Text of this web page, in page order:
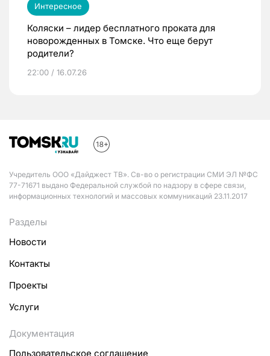
Интересное
Коляски – лидер бесплатного проката для
новорожденных в Томске. Что еще берут
родители?
22:00 / 16.07.26
Учредитель ООО «Дайджест ТВ». Св-во о регистрации СМИ ЭЛ №ФС
77-71671 выдано Федеральной службой по надзору в сфере связи,
информационных технологий и массовых коммуникаций 23.11.2017
Разделы
Новости
Контакты
Проекты
Услуги
Документация
Пользовательское соглашение